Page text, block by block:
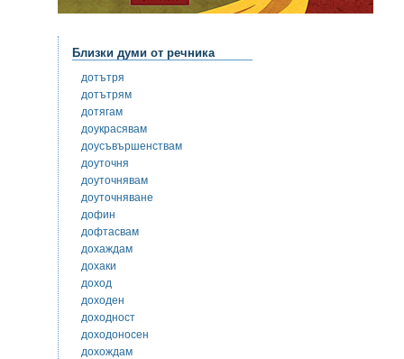
Близки думи от речника
дотътря
дотътрям
дотягам
доукрасявам
доусъвършенствам
доуточня
доуточнявам
доуточняване
дофин
дофтасвам
дохаждам
дохаки
доход
доходен
доходност
доходоносен
дохождам